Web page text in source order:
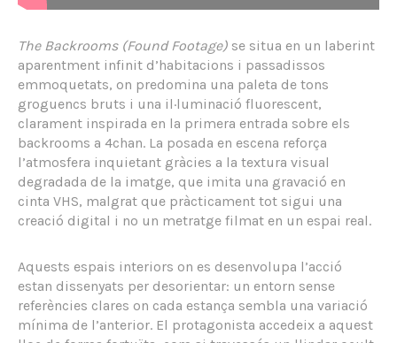
The Backrooms (Found Footage) se situa en un laberint
aparentment infinit d’habitacions i passadissos
emmoquetats, on predomina una paleta de tons
groguencs bruts i una il·luminació fluorescent,
clarament inspirada en la primera entrada sobre els
backrooms a 4chan. La posada en escena reforça
l’atmosfera inquietant gràcies a la textura visual
degradada de la imatge, que imita una gravació en
cinta VHS, malgrat que pràcticament tot sigui una
creació digital i no un metratge filmat en un espai real.
Aquests espais interiors on es desenvolupa l’acció
estan dissenyats per desorientar: un entorn sense
referències clares on cada estança sembla una variació
mínima de l’anterior. El protagonista accedeix a aquest